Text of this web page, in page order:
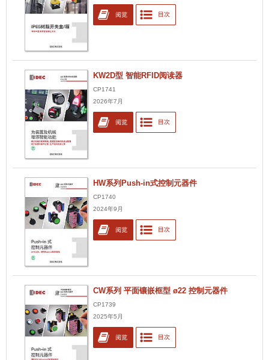
KW2D型 智能RFID阅读器
CP1741
2026年7月
HW系列Push-in式控制元器件
CP1740
2024年9月
CW系列 平面镶嵌框型 ø22 控制元器件
CP1739
2025年5月